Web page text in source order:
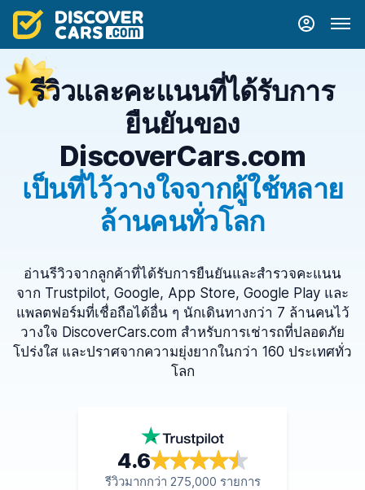
รีวิวและคะแนนที่ได้รับการ
ยืนยันของ
DiscoverCars.com
เป็นที่ไว้วางใจจากผู้ใช้หลาย
ล้านคนทั่วโลก
อ่านรีวิวจากลูกค้าที่ได้รับการยืนยันและสำรวจคะแนน
จาก Trustpilot, Google, App Store, Google Play และ
แพลตฟอร์มที่เชื่อถือได้อื่น ๆ นักเดินทางกว่า 7 ล้านคนไว้
วางใจ DiscoverCars.com สำหรับการเช่ารถที่ปลอดภัย
โปร่งใส และปราศจากความยุ่งยากในกว่า 160 ประเทศทั่ว
โลก
4.6
รีวิวมากกว่า 275,000 รายการ